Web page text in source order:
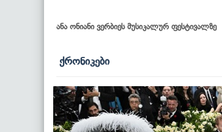
ანა ონიანი ვერბიეს მუსიკალურ ფესტივალზე
ქრონიკები